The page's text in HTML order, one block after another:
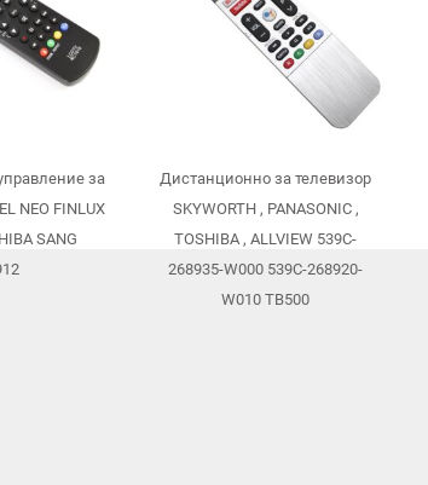
за
NEO FINLUX
SANG
Дистанционно за телевизор
SKYWORTH , PANASONIC ,
TOSHIBA , ALLVIEW 539C-
268935-W000 539C-268920-
W010 TB500